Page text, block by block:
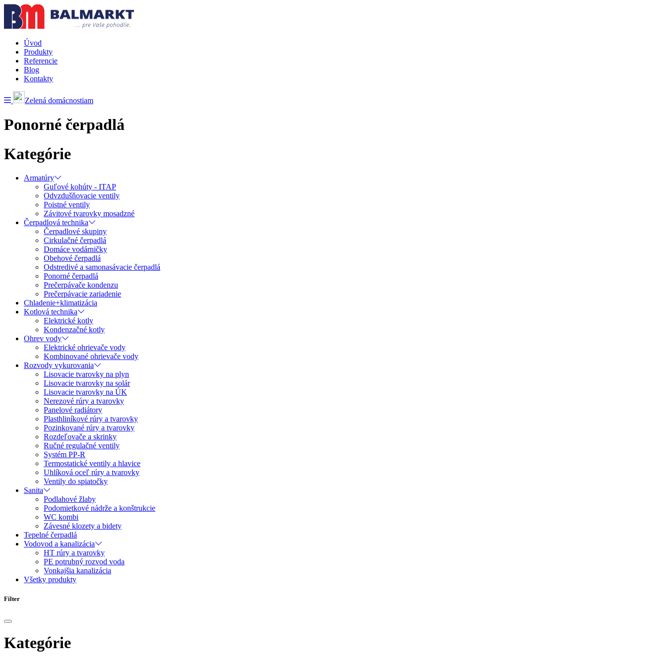
Úvod
Produkty
Referencie
Blog
Kontakty
Zelená domácnostiam
Ponorné čerpadlá
Kategórie
Armatúry
Guľové kohúty - ITAP
Odvzdušňovacie ventily
Poistné ventily
Závitové tvarovky mosadzné
Čerpadlová technika
Čerpadlové skupiny
Cirkulačné čerpadlá
Domáce vodárničky
Obehové čerpadlá
Odstredivé a samonasávacie čerpadlá
Ponorné čerpadlá
Prečerpávače kondenzu
Prečerpávacie zariadenie
Chladenie+klimatizácia
Kotlová technika
Elektrické kotly
Kondenzačné kotly
Ohrev vody
Elektrické ohrievače vody
Kombinované ohrievače vody
Rozvody vykurovania
Lisovacie tvarovky na plyn
Lisovacie tvarovky na solár
Lisovacie tvarovky na ÚK
Nerezové rúry a tvarovky
Panelové radiátory
Plasthliníkové rúry a tvarovky
Pozinkované rúry a tvarovky
Rozdeľovače a skrinky
Ručné regulačné ventily
Systém PP-R
Termostatické ventily a hlavice
Uhlíková oceľ rúry a tvarovky
Ventily do spiatočky
Sanita
Podlahové žlaby
Podomietkové nádrže a konštrukcie
WC kombi
Závesné klozety a bidety
Tepelné čerpadlá
Vodovod a kanalizácia
HT rúry a tvarovky
PE potrubný rozvod voda
Vonkajšia kanalizácia
Všetky produkty
Filter
Kategórie